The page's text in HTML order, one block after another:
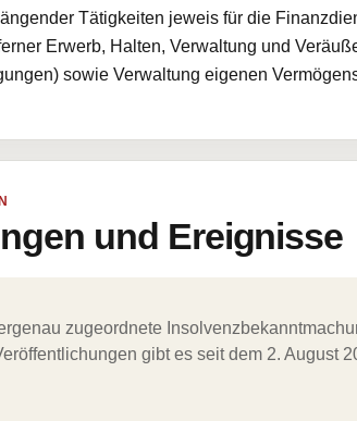
Tätigkeiten jeweis für die
Erwerb, Halten, Verwaltung und
sowie Verwaltung eigenen
und Ereignisse
zugeordnete
gibt es seit dem 2. August